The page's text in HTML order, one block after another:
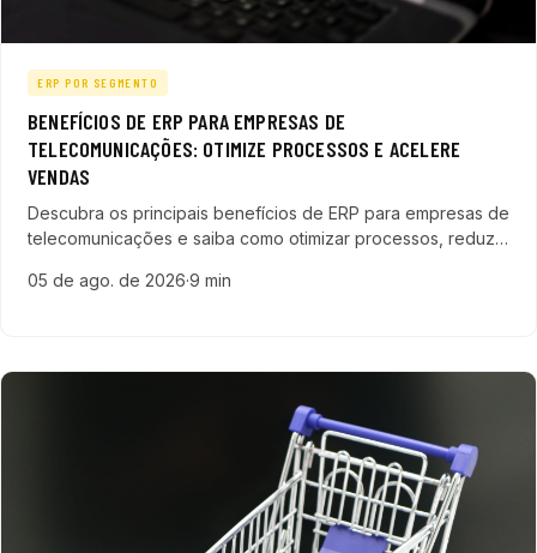
ERP POR SEGMENTO
BENEFÍCIOS DE ERP PARA EMPRESAS DE
TELECOMUNICAÇÕES: OTIMIZE PROCESSOS E ACELERE
VENDAS
Descubra os principais benefícios de ERP para empresas de
telecomunicações e saiba como otimizar processos, reduzir
05 de ago. de 2026·9 min